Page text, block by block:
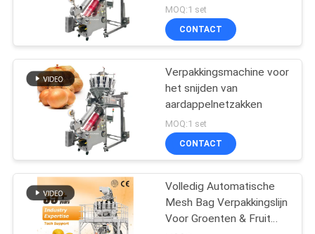
MOQ:1 set
CONTACT
Verpakkingsmachine voor
het snijden van
aardappelnetzakken
MOQ:1 set
CONTACT
Volledig Automatische
Mesh Bag Verpakkingslijn
Voor Groenten & Fruit